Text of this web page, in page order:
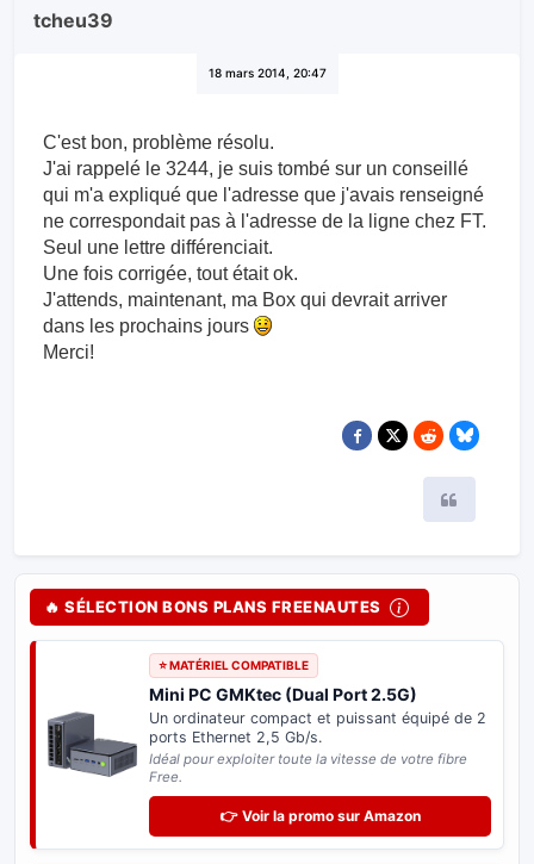
tcheu39
18 mars 2014, 20:47
C'est bon, problème résolu.
J'ai rappelé le 3244, je suis tombé sur un conseillé
qui m'a expliqué que l'adresse que j'avais renseigné
ne correspondait pas à l'adresse de la ligne chez FT.
Seul une lettre différenciait.
Une fois corrigée, tout était ok.
J'attends, maintenant, ma Box qui devrait arriver
dans les prochains jours
Merci!
🔥 SÉLECTION BONS PLANS FREENAUTES
⭐ MATÉRIEL COMPATIBLE
Mini PC GMKtec (Dual Port 2.5G)
Un ordinateur compact et puissant équipé de 2
ports Ethernet 2,5 Gb/s.
Idéal pour exploiter toute la vitesse de votre fibre
Free.
👉 Voir la promo sur Amazon